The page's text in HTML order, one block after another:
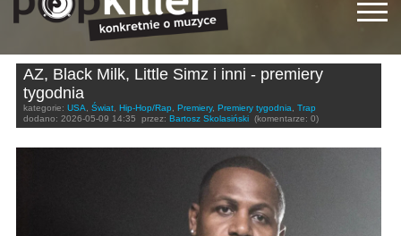
AZ, Black Milk, Little Simz i inni - premiery
tygodnia
kategorie: USA, Świat, Hip-Hop/Rap, Premiery, Premiery tygodnia, Trap
dodano: 2026-05-09 14:35 przez: Bartosz Skolasiński (komentarze: 0)